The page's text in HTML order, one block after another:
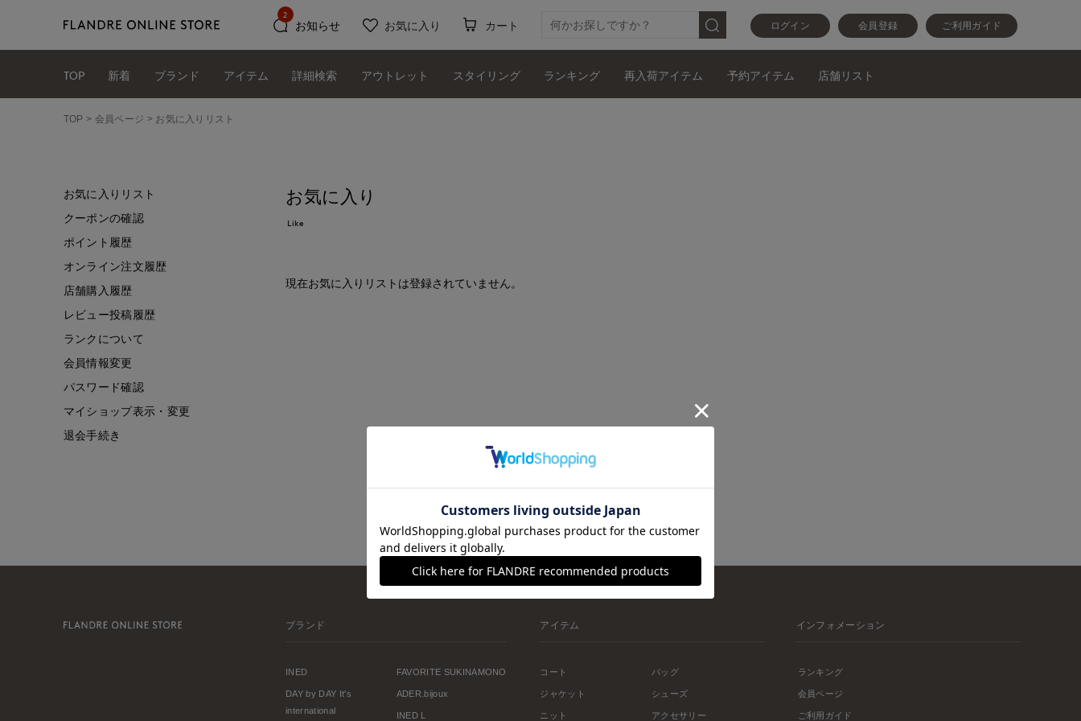
ログイン 会員登録 ご利用ガイド
お知らせ
2
お気に入り カート
TOP 新着 ブランド アイテム 詳細検索 アウトレット スタイリング ランキング 再入荷アイテム 予約アイテム 店舗リスト
TOP 会員ページ お気に入りリスト
お気に入り
Like
現在お気に入りリストは登録されていません。
お気に入りリスト
クーポンの確認
ポイント履歴
オンライン注文履歴
店舗購入履歴
レビュー投稿履歴
ランクについて
会員情報変更
パスワード確認
マイショップ表示・変更
退会手続き
ブランド
INED
DAY by DAY It's
international
FAVORITE SUKINAMONO
ADER.bijoux
INED L
アイテム
コート
ジャケット
ニット
バッグ
シューズ
アクセサリー
インフォメーション
ランキング
会員ページ
ご利用ガイド